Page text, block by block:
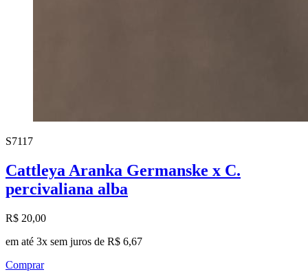
S7117
Cattleya Aranka Germanske x C.
percivaliana alba
R$ 20,00
em até 3x sem juros de R$ 6,67
Comprar